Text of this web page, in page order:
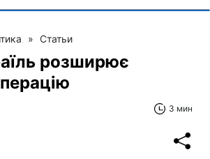
» Статьи
розширює
3 мин